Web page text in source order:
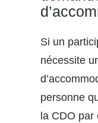
Si un
nécessite
personne
la CDO par